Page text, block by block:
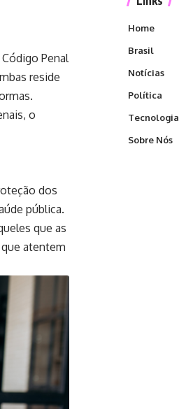
Penal
reside
o
dos
pública.
que as
atentem
Home
Brasil
Notícias
Política
Tecnologia
Sobre Nós